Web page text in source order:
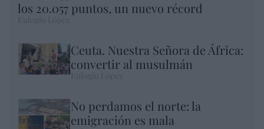
los 20.057 puntos, un nuevo récord
Ceuta. Nuestra Señora de África:
convertir al musulmán
No perdamos el norte: la
emigración es mala